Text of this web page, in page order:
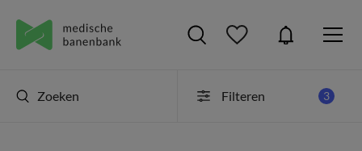
Zoeken Filteren 3